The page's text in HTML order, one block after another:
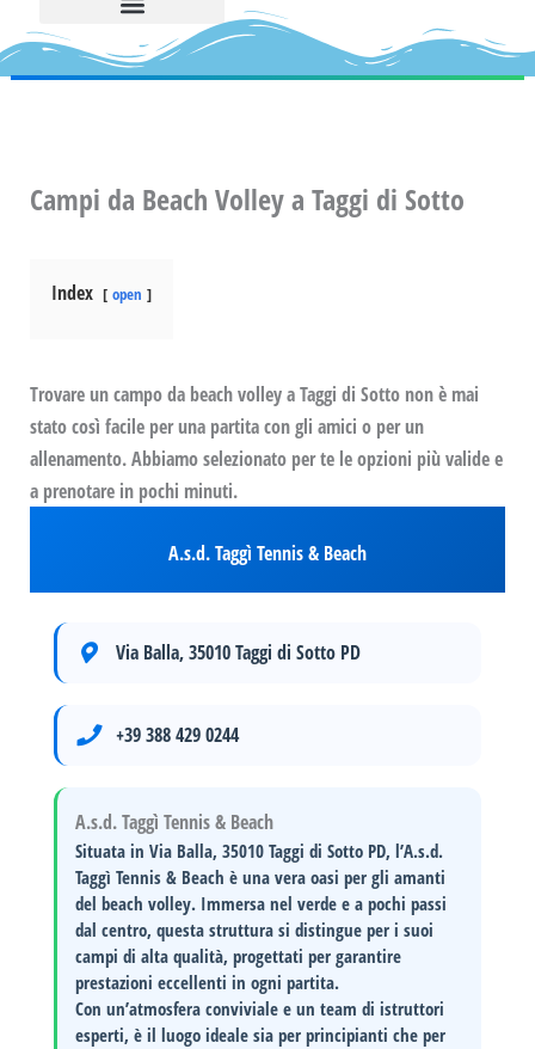
Campi da Beach Volley a Taggi di Sotto
Index open
Trovare un campo da beach volley a Taggi di Sotto non è mai
stato così facile per una partita con gli amici o per un
allenamento. Abbiamo selezionato per te le opzioni più valide e
a prenotare in pochi minuti.
A.s.d. Taggì Tennis & Beach
Via Balla, 35010 Taggi di Sotto PD
+39 388 429 0244
A.s.d. Taggì Tennis & Beach
Situata inVia Balla, 35010 Taggi di Sotto PD, l’A.s.d.
Taggì Tennis & Beach è una vera oasi per gli amanti
del beach volley. Immersa nel verde e a pochi passi
dal centro, questa struttura si distingue per i suoi
campi di alta qualità, progettati per garantire
prestazioni eccellenti in ogni partita.
Con un’atmosfera conviviale e un team di istruttori
esperti, è il luogo ideale sia perprincipianti che per